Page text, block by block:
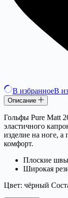
В избранноеВ
Описание
Гольфы Pure Matt
эластичного
изделие на ноге,
комфорт.
Плоские
Широкая
Цвет: чёрный